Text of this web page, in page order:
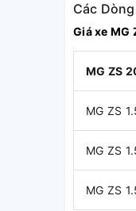
Các
Giá xe MG
MG ZS
MG ZS
MG ZS
MG ZS